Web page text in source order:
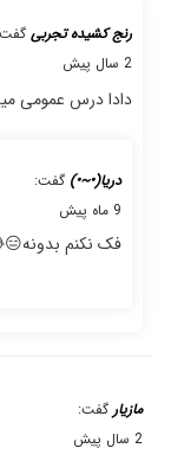
رنج کشیده تجربی
2 سال پیش
دادا درس عمومی
دریا(•~•) گفت:
9 ماه پیش
فک نکنم
مازیار گفت:
2 سال پیش